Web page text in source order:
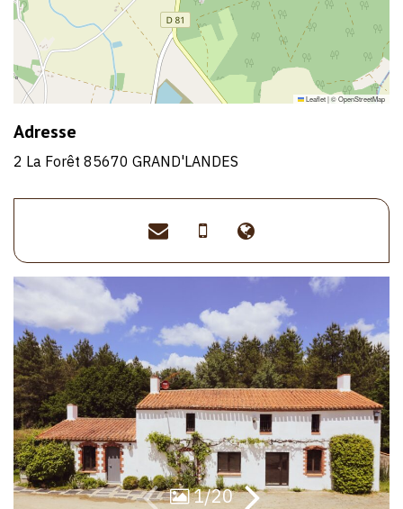
Leaflet|©OpenStreetMap
Adresse
2 La Forêt 85670 GRAND'LANDES
>06
79
58
58
>https://gite-
lappel-
de-
la-
1/20